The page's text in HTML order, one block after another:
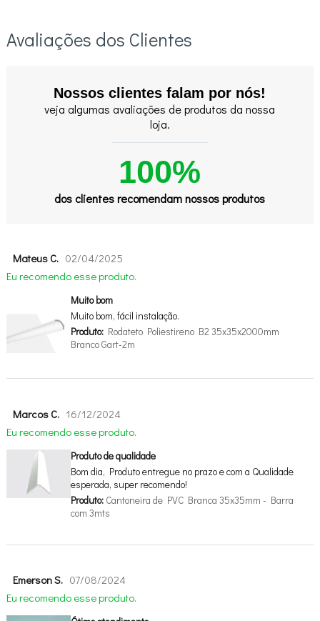
Avaliações dos Clientes
Nossos clientes falam por nós!
veja algumas avaliações de produtos da nossa
loja.
100%
dos clientes recomendam nossos produtos
Mateus C. 02/04/2025
Eu recomendo esse produto.
Muito bom
Muito bom, fácil instalação.
Produto:Rodateto Poliestireno B2 35x35x2000mm
Branco Gart-2m
Marcos C. 16/12/2024
Eu recomendo esse produto.
Produto de qualidade
Bom dia, Produto entregue no prazo e com a Qualidade
esperada, super recomendo!
Produto:Cantoneira de PVC Branca 35x35mm - Barra
com 3mts
Emerson S. 07/08/2024
Eu recomendo esse produto.